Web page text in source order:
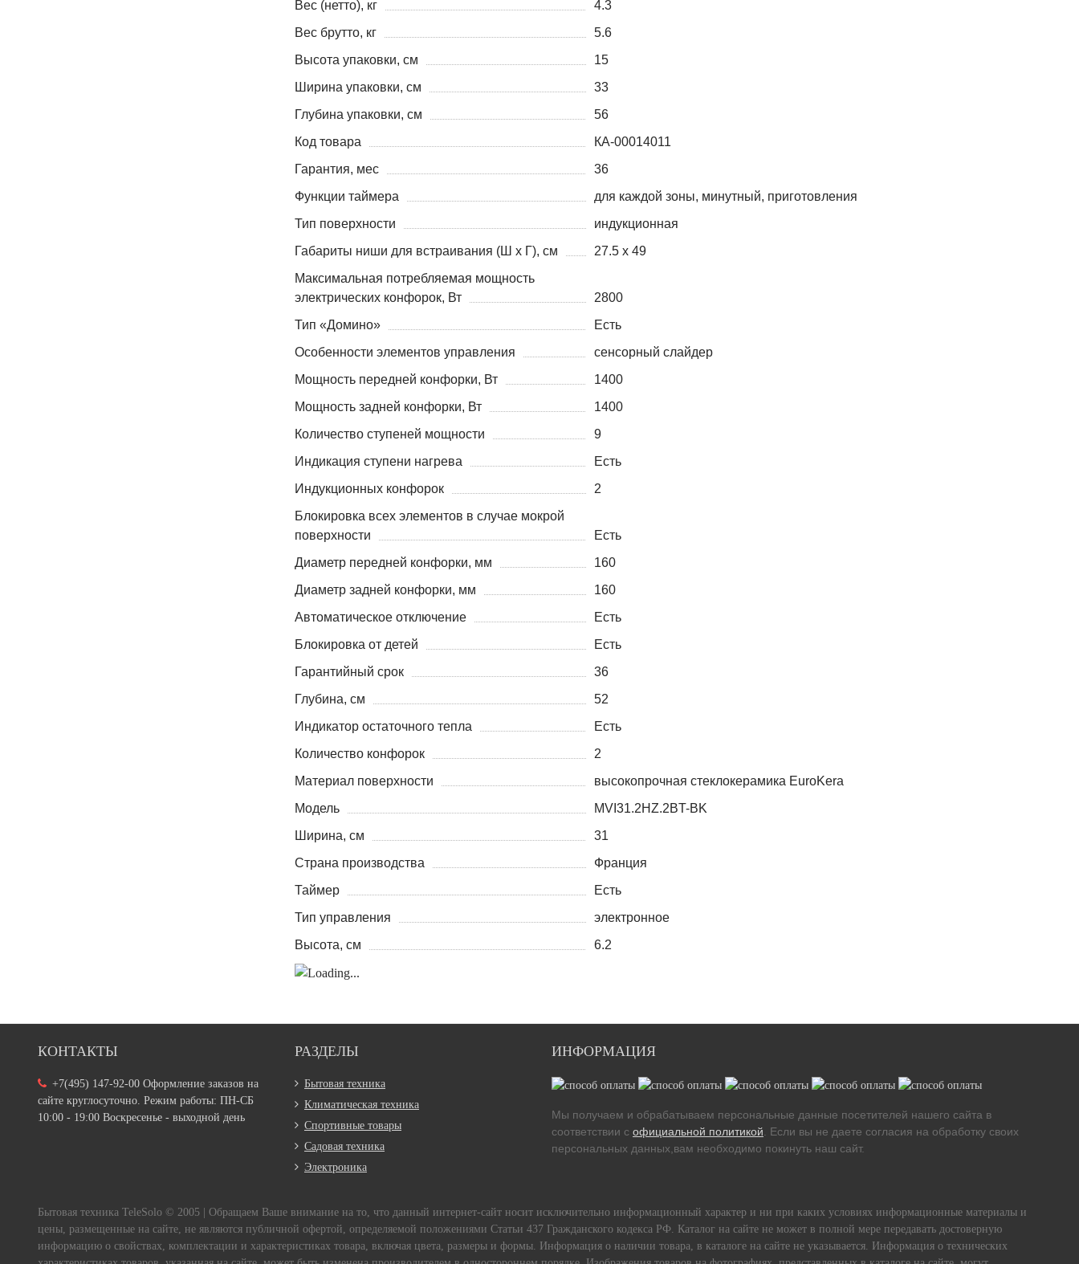
Вес (нетто), кг
4.3
Вес брутто, кг
5.6
Высота упаковки, см
15
Ширина упаковки, см
33
Глубина упаковки, см
56
Код товара
КА-00014011
Гарантия, мес
36
Функции таймера
для каждой зоны, минутный, приготовления
Тип поверхности
индукционная
Габариты ниши для встраивания (Ш х Г), см
27.5 х 49
Максимальная потребляемая мощность
электрических конфорок, Вт
2800
Тип «Домино»
Есть
Особенности элементов управления
сенсорный слайдер
Мощность передней конфорки, Вт
1400
Мощность задней конфорки, Вт
1400
Количество ступеней мощности
9
Индикация ступени нагрева
Есть
Индукционных конфорок
2
Блокировка всех элементов в случае мокрой
поверхности
Есть
Диаметр передней конфорки, мм
160
Диаметр задней конфорки, мм
160
Автоматическое отключение
Есть
Блокировка от детей
Есть
Гарантийный срок
36
Глубина, см
52
Индикатор остаточного тепла
Есть
Количество конфорок
2
Материал поверхности
высокопрочная стеклокерамика EuroKera
Модель
MVI31.2HZ.2BT-BK
Ширина, см
31
Страна производства
Франция
Таймер
Есть
Тип управления
электронное
Высота, см
6.2
КОНТАКТЫ
+7(495) 147-92-00 Оформление заказов на
сайте круглосуточно. Режим работы: ПН-СБ
10:00 - 19:00 Воскресенье - выходной день
РАЗДЕЛЫ
Бытовая техника
Климатическая техника
Спортивные товары
Садовая техника
Электроника
ИНФОРМАЦИЯ
Мы получаем и обрабатываем персональные данные посетителей нашего сайта в
соответствии с официальной политикой . Если вы не даете согласия на обработку своих
персональных данных,вам необходимо покинуть наш сайт.
Бытовая техника TeleSolo © 2005 | Обращаем Ваше внимание на то, что данный интернет-сайт носит исключительно информационный характер и ни при каких условиях информационные материалы и
цены, размещенные на сайте, не являются публичной офертой, определяемой положениями Статьи 437 Гражданского кодекса РФ. Каталог на сайте не может в полной мере передавать достоверную
информацию о свойствах, комплектации и характеристиках товара, включая цвета, размеры и формы. Информация о наличии товара, в каталоге на сайте не указывается. Информация о технических